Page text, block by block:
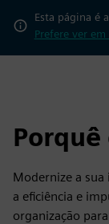
Esta página é
Prefere ver em
Porquê
Modernize a
a eficiência e
organização